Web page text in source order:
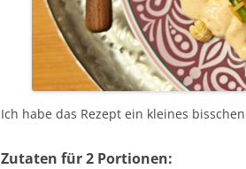
Ich habe das Rezept ein kleines
Zutaten für 2 Portionen: